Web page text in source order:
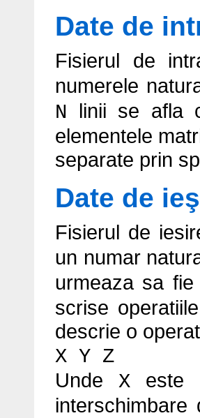
Date de
Fisierul de
numerele
N linii se afla
elementele
separate prin
Date de
Fisierul de
un numar
urmeaza sa
scrise
descrie o
X Y Z
Unde X este